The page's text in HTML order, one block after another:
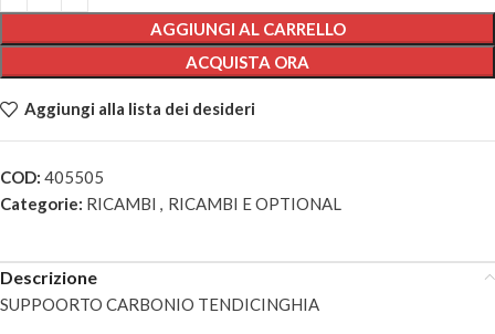
AGGIUNGI AL CARRELLO
ACQUISTA ORA
Aggiungi alla lista dei desideri
COD: 405505
Categorie: RICAMBI , RICAMBI E OPTIONAL
Descrizione
SUPPOORTO CARBONIO TENDICINGHIA